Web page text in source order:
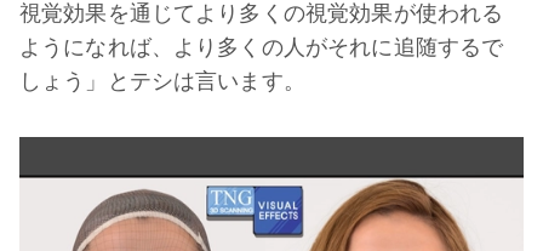
視覚効果を通じてより多くの視覚効果が使われる
ようになれば、より多くの人がそれに追随するで
しょう」とテシは言います。